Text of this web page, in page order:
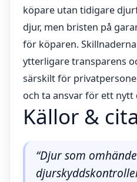
köpare utan tidigare
djur, men bristen på
för köparen.
ytterligare transparens
särskilt för
och ta ansvar för ett nytt
Källor &
“Djur som